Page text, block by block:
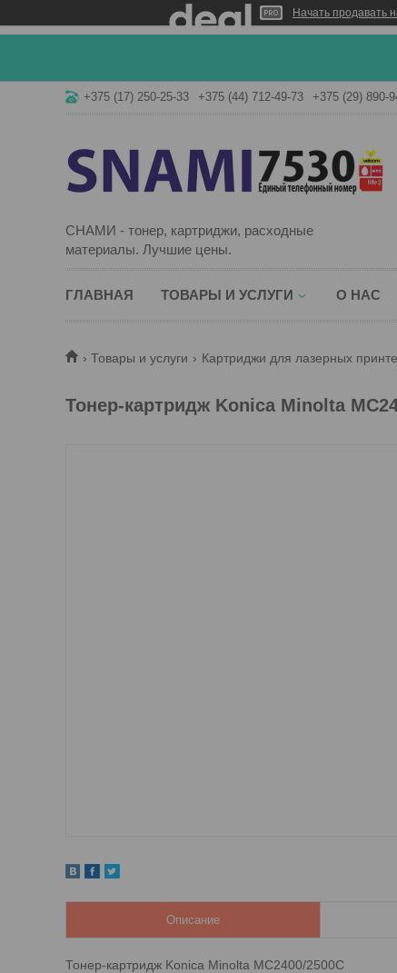
Начать продавать
+375 (17) 250-25-33 +375 (44) 712-49-73 +375 (29) 890-
СНАМИ - тонер, картриджи, расходные
материалы. Лучшие цены.
ГЛАВНАЯ ТОВАРЫ И УСЛУГИ О НАС
Товары и услуги Картриджи для лазерных
Тонер-картридж Konica Minolta
Описание
Тонер-картридж Konica Minolta MC2400/2500C